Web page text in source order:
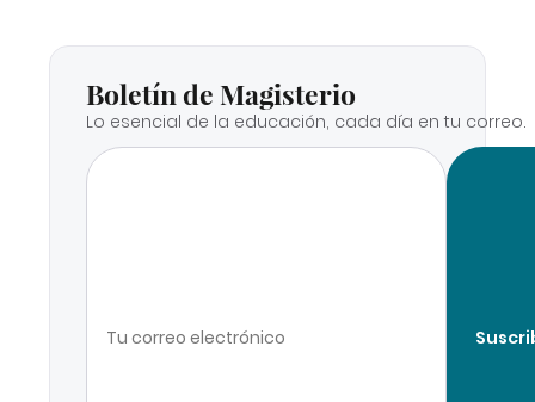
Boletín de Magisterio
Lo esencial de la educación, cada día en tu correo.